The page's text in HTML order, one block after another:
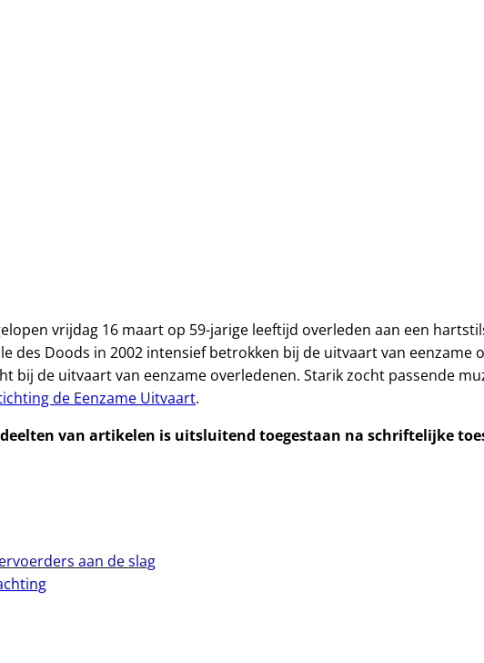
vrijdag 16 maart op 59-jarige leeftijd overleden aan een
des Doods in 2002 intensief betrokken bij de uitvaart van eenzame
bij de uitvaart van eenzame overledenen. Starik zocht passende
de Eenzame Uitvaart.
van artikelen is uitsluitend toegestaan na schriftelijke
aan de slag